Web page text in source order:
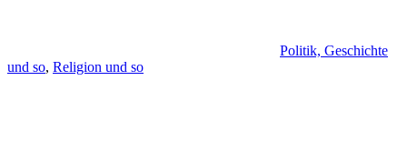
Politik, Geschichte
und so, Religion und so